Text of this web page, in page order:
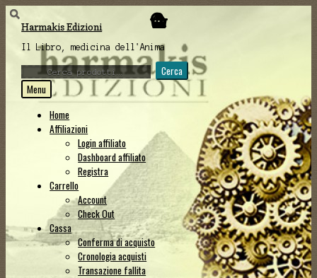
Vai
alla
navigazione
Vai
al
contenuto
Harmakis Edizioni
Il Libro, medicina dell'Anima
Cerca:
Cerca
Menu
Home
Affiliazioni
Login affiliato
Dashboard affiliato
Registra
Carrello
Account
Check Out
Cassa
Conferma di acquisto
Cronologia acquisti
Transazione fallita